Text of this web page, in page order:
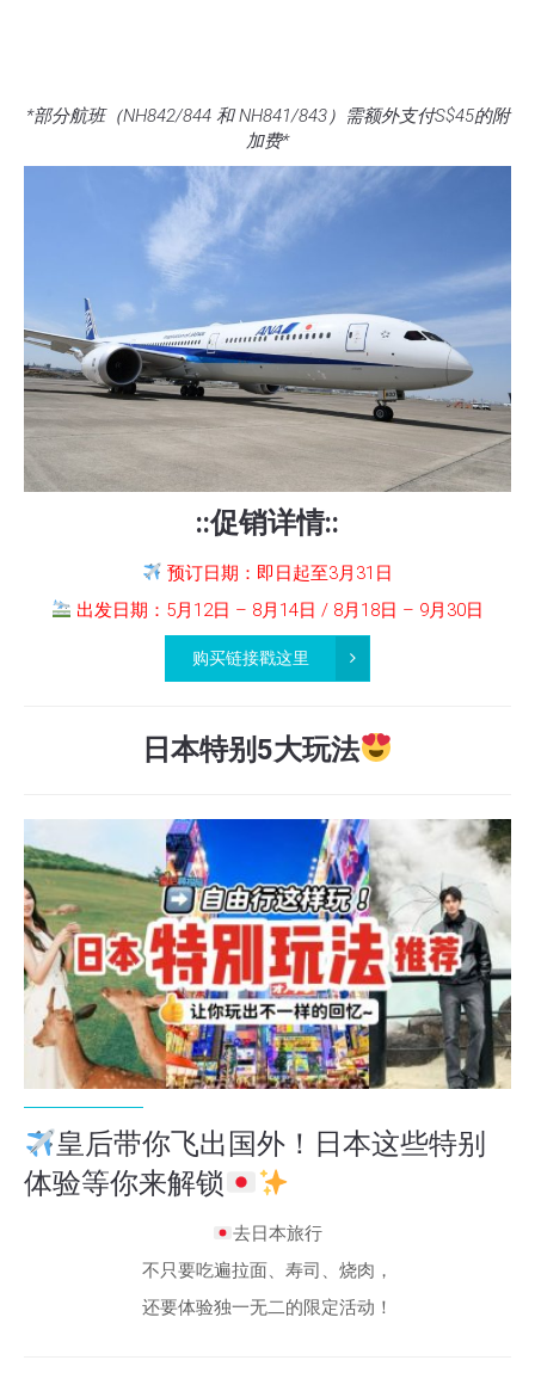
*部分航班（NH842/844 和 NH841/843）需额外支付S$45的附
加费*
::促销详情::
预订日期：即日起至3月31日
出发日期：5月12日 – 8月14日 / 8月18日 – 9月30日
购买链接戳这里
日本特别5大玩法
皇后带你飞出国外！日本这些特别
体验等你来解锁
去日本旅行
不只要吃遍拉面、寿司、烧肉，
还要体验独一无二的限定活动！